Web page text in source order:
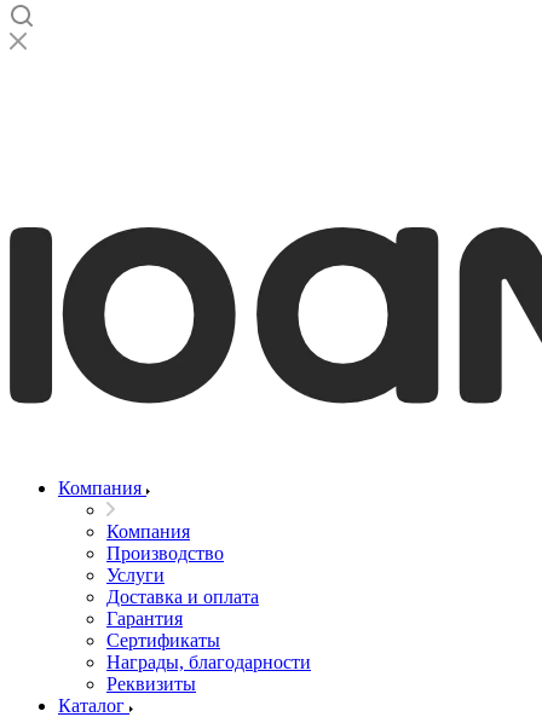
Компания
Компания
Производство
Услуги
Доставка и оплата
Гарантия
Сертификаты
Награды, благодарности
Реквизиты
Каталог